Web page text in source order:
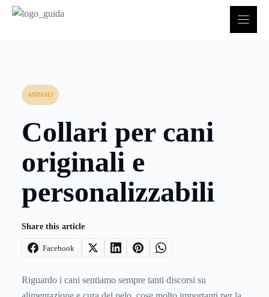
ANIMALI
Collari per cani
originali e
personalizzabili
Share this article
Facebook
Riguardo i cani sentiamo sempre tanti discorsi su